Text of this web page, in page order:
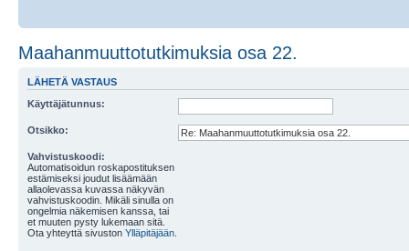
Maahanmuuttotutkimuksia osa 22.
LÄHETÄ VASTAUS
Käyttäjätunnus:
Otsikko:
Vahvistuskoodi:
Automatisoidun roskapostituksen
estämiseksi joudut lisäämään
allaolevassa kuvassa näkyvän
vahvistuskoodin. Mikäli sinulla on
ongelmia näkemisen kanssa, tai
et muuten pysty lukemaan sitä.
Ota yhteyttä sivuston Ylläpitäjään